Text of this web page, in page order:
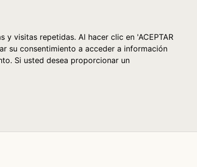
visitas repetidas. Al hacer clic en 'ACEPTAR
su consentimiento a acceder a información
Si usted desea proporcionar un